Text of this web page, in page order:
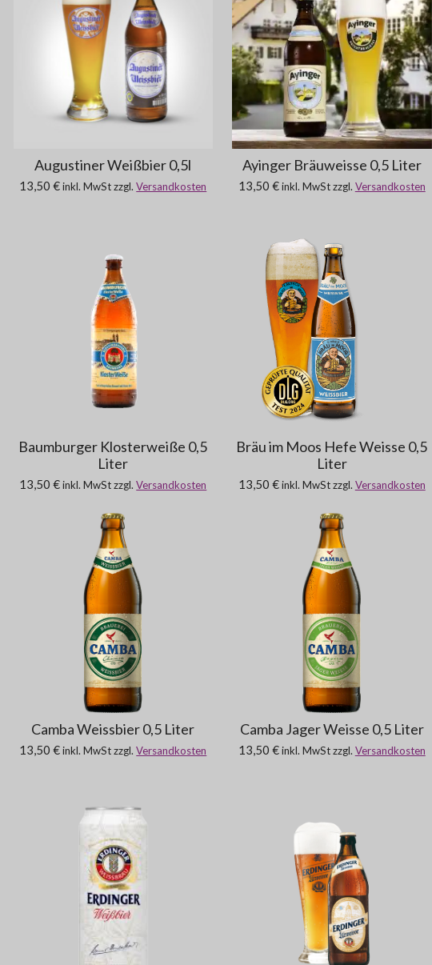
Augustiner Weißbier 0,5l
13,50 € inkl. MwSt zzgl.Versandkosten
Ayinger Bräuweisse 0,5 Liter
13,50 € inkl. MwSt zzgl. Versandkosten
Baumburger Klosterweiße 0,5
Liter
13,50 € inkl. MwSt zzgl.Versandkosten
Bräu im Moos Hefe Weisse 0,5
Liter
13,50 € inkl. MwSt zzgl. Versandkosten
Camba Weissbier 0,5 Liter
13,50 € inkl. MwSt zzgl.Versandkosten
Camba Jager Weisse 0,5 Liter
13,50 € inkl. MwSt zzgl. Versandkosten